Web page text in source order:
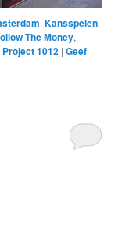
,Kansspelen,
The Money,
Project 1012 |Geef